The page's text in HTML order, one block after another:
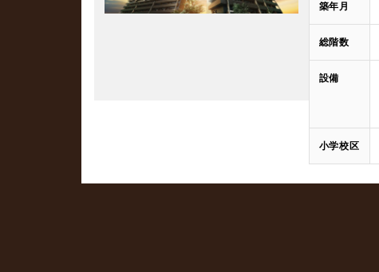
築年月
総階数
設備
小学校区